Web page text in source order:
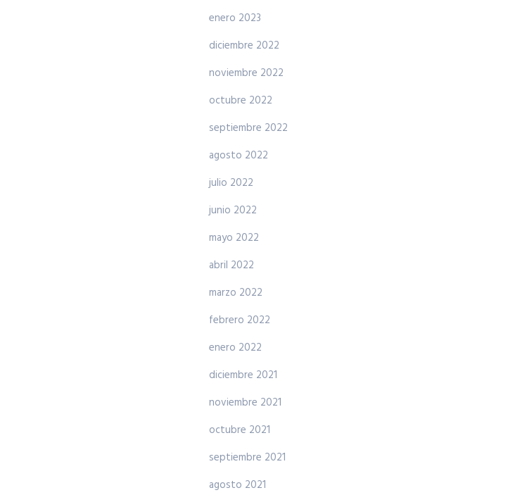
enero 2023
diciembre 2022
noviembre 2022
octubre 2022
septiembre 2022
agosto 2022
julio 2022
junio 2022
mayo 2022
abril 2022
marzo 2022
febrero 2022
enero 2022
diciembre 2021
noviembre 2021
octubre 2021
septiembre 2021
agosto 2021